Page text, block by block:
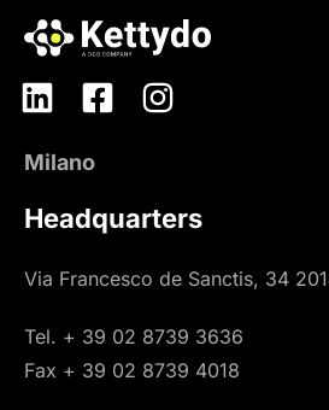
Milano
Headquarters
Via Francesco de Sanctis, 34
Tel. + 39 02 8739 3636
Fax + 39 02 8739 4018